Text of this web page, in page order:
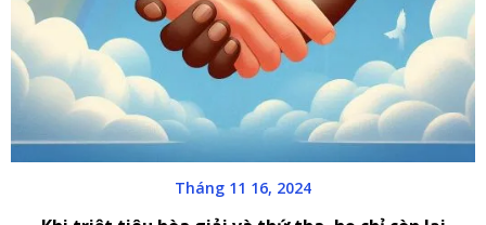
Tháng 11 16, 2024